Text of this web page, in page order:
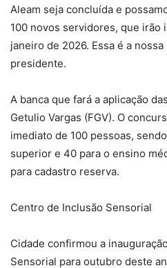
Aleam seja concluída e
100 novos servidores, que irão
janeiro de 2026. Essa é a nossa
presidente.
A banca que fará a aplicação
Getulio Vargas (FGV). O
imediato de 100 pessoas,
superior e 40 para o ensino
para cadastro reserva.
Centro de Inclusão Sensorial
Cidade confirmou a
Sensorial para outubro deste